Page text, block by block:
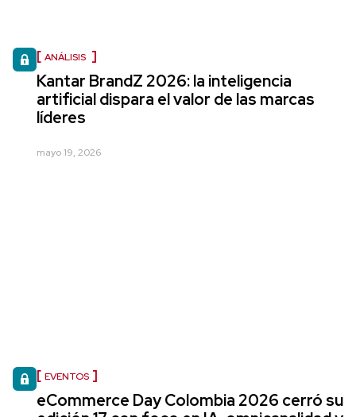
ANÁLISIS
Kantar BrandZ 2026: la inteligencia
artificial dispara el valor de las marcas
líderes
mayo 19, 2026
EVENTOS
eCommerce Day Colombia 2026 cerró su